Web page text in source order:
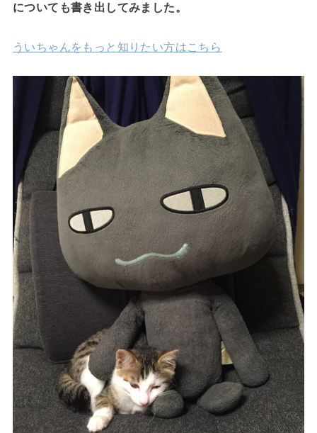
についても書き出してみました。
ういちゃんをもっと知りたい方はこちら